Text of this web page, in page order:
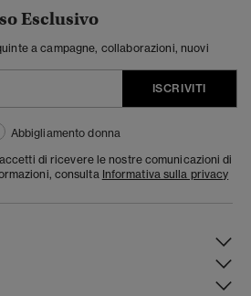
Esclusivo
a campagne, collaborazioni, nuovi
ISCRIVITI
Abbigliamento donna
di ricevere le nostre comunicazioni di
consulta Informativa sulla privacy